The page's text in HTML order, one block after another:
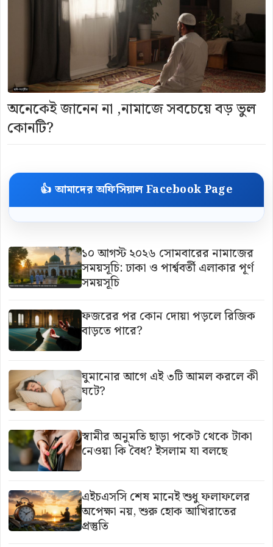
অনেকেই জানেন না ,নামাজে সবচেয়ে বড় ভুল
কোনটি?
👍 আমাদের অফিসিয়াল Facebook Page
১০ আগস্ট ২০২৬ সোমবারের নামাজের
সময়সূচি: ঢাকা ও পার্শ্ববর্তী এলাকার পূর্ণ
সময়সূচি
ফজরের পর কোন দোয়া পড়লে রিজিক
বাড়তে পারে?
ঘুমানোর আগে এই ৩টি আমল করলে কী
ঘটে?
স্বামীর অনুমতি ছাড়া পকেট থেকে টাকা
নেওয়া কি বৈধ? ইসলাম যা বলছে
এইচএসসি শেষ মানেই শুধু ফলাফলের
অপেক্ষা নয়, শুরু হোক আখিরাতের
প্রস্তুতি